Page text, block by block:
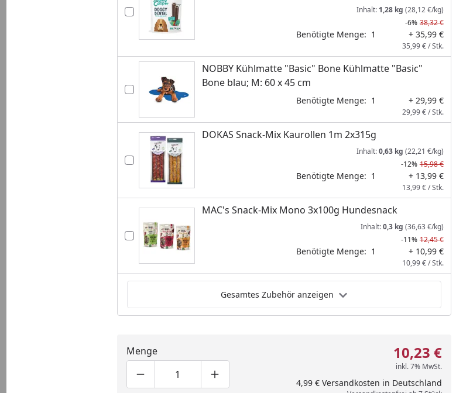
Inhalt: 1,28 kg (28,12 €/kg)
-6% 38,32 €
Benötigte Menge: 1 + 35,99 €
35,99 € / Stk.
NOBBY Kühlmatte "Basic" Bone Kühlmatte "Basic"
Bone blau; M: 60 x 45 cm
Benötigte Menge: 1 + 29,99 €
29,99 € / Stk.
DOKAS Snack-Mix Kaurollen 1m 2x315g
Inhalt:0,63 kg (22,21 €/kg)
-12% 15,98 €
Benötigte Menge: 1 + 13,99 €
13,99 € / Stk.
MAC's Snack-Mix Mono 3x100g Hundesnack
Inhalt:0,3 kg (36,63 €/kg)
-11% 12,45 €
Benötigte Menge: 1 + 10,99 €
10,99 € / Stk.
Gesamtes Zubehör anzeigen
Menge
Produktmenge um eins verringern
Produktmenge manuell eingeben
Produktmenge um eins erhöhen
10,23 €
inkl. 7% MwSt.
4,99 € Versandkosten in Deutschland